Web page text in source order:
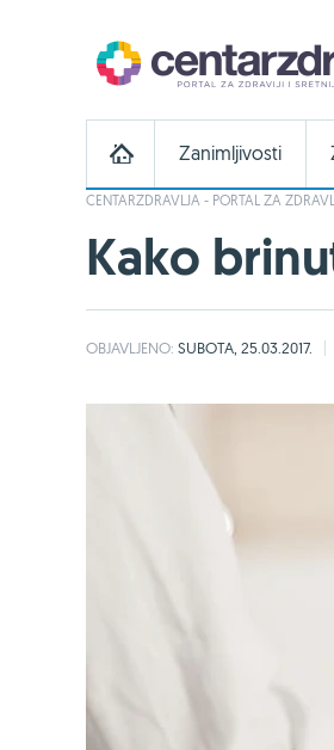
Zanimljivosti
CENTARZDRAVLJA - PORTAL ZA
Kako
OBJAVLJENO: SUBOTA, 25.03.2017.